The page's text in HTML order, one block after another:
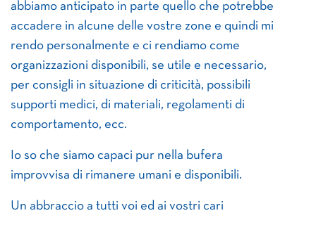
abbiamo anticipato in parte quello che potrebbe
accadere in alcune delle vostre zone e quindi mi
rendo personalmente e ci rendiamo come
organizzazioni disponibili, se utile e necessario,
per consigli in situazione di criticità, possibili
supporti medici, di materiali, regolamenti di
comportamento, ecc.
Io so che siamo capaci pur nella bufera
improvvisa di rimanere umani e disponibili.
Un abbraccio a tutti voi ed ai vostri cari